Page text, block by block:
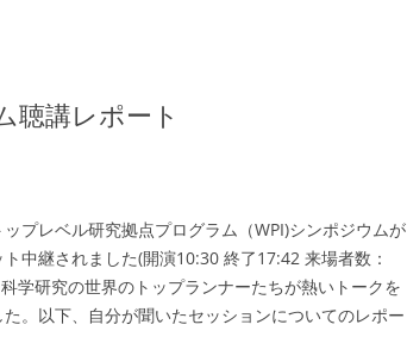
聴講レポート
プレベル研究拠点プログラム（WPI)シンポジウムが
中継されました(開演10:30 終了17:42 来場者数：
学研究の世界のトップランナーたちが熱いトークを
。以下、自分が聞いたセッションについてのレポー